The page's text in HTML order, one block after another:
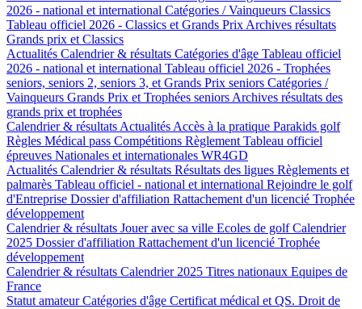
2026 - national et international Catégories / Vainqueurs Classics
Tableau officiel 2026 - Classics et Grands Prix Archives résultats
Grands prix et Classics
Actualités Calendrier & résultats Catégories d'âge Tableau officiel
2026 - national et international Tableau officiel 2026 - Trophées
seniors, seniors 2, seniors 3, et Grands Prix seniors Catégories /
Vainqueurs Grands Prix et Trophées seniors Archives résultats des
grands prix et trophées
Calendrier & résultats Actualités Accès à la pratique Parakids golf
Règles Médical pass Compétitions Règlement Tableau officiel
épreuves Nationales et internationales WR4GD
Actualités Calendrier & résultats Résultats des ligues Règlements et
palmarès Tableau officiel - national et international Rejoindre le golf
d'Entreprise Dossier d'affiliation Rattachement d'un licencié Trophée
développement
Calendrier & résultats Jouer avec sa ville Ecoles de golfCalendrier
2025 Dossier d'affiliation Rattachement d'un licencié Trophée
développement
Calendrier & résultats Calendrier 2025 Titres nationaux Equipes de
France
Statut amateurCatégories d'âge Certificat médical et QS. Droit de